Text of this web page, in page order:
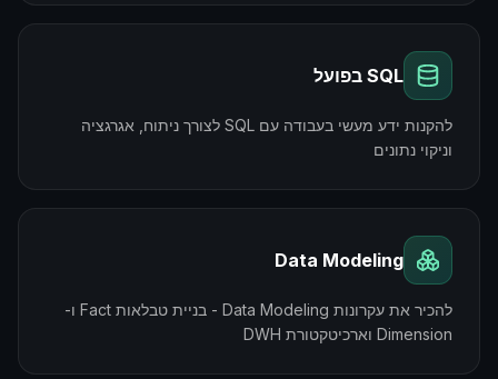
SQL בפועל
להקנות ידע מעשי בעבודה עם SQL לצורך ניתוח, אגרגציה
וניקוי נתונים
Data Modeling
להכיר את עקרונות Data Modeling - בניית טבלאות Fact ו-
Dimension וארכיטקטורת DWH